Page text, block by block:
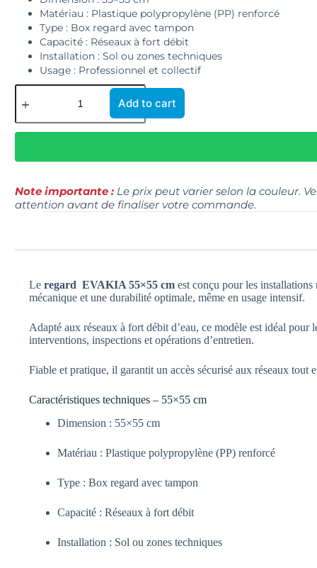
Matériau : Plastique polypropylène (PP) renforcé
Type : Box regard avec tampon
Capacité : Réseaux à fort débit
Installation : Sol ou zones techniques
Usage : Professionnel et collectif
Add to cart
Note importante : Le prix peut varier selon la couleur.
attention avant de finaliser votre commande.
Le regard EVAKIA 55×55 cm est conçu pour les installations
mécanique et une durabilité optimale, même en usage intensif.
Adapté aux réseaux à fort débit d’eau, ce modèle est idéal
interventions, inspections et opérations d’entretien.
Fiable et pratique, il garantit un accès sécurisé aux réseaux tout
Caractéristiques techniques – 55×55 cm
Dimension : 55×55 cm
Matériau : Plastique polypropylène (PP) renforcé
Type : Box regard avec tampon
Capacité : Réseaux à fort débit
Installation : Sol ou zones techniques